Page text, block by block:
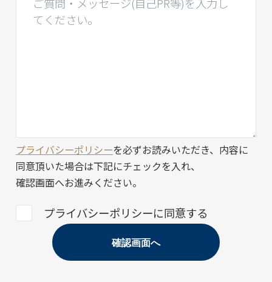
プライバシーポリシーを必ずお読みいただき、内容に
同意頂いた場合は下記にチェックを入れ、
確認画面へお進みください。
プライバシーポリシーに同意する